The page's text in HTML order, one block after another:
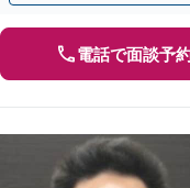
電話で面談予